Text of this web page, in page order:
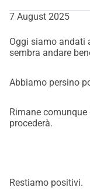
7 August 2025
Oggi siamo andati
sembra andare
Abbiamo persino
Rimane
procederà.
Restiamo positivi.